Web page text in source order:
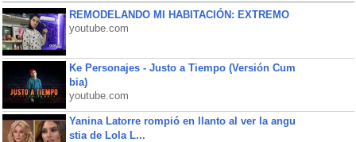
REMODELANDO MI HABITACIÓN: EXTREMO
youtube.com
Ke Personajes - Justo a Tiempo (Versión Cum
bia)
youtube.com
Yanina Latorre rompió en llanto al ver la angu
stia de Lola L...